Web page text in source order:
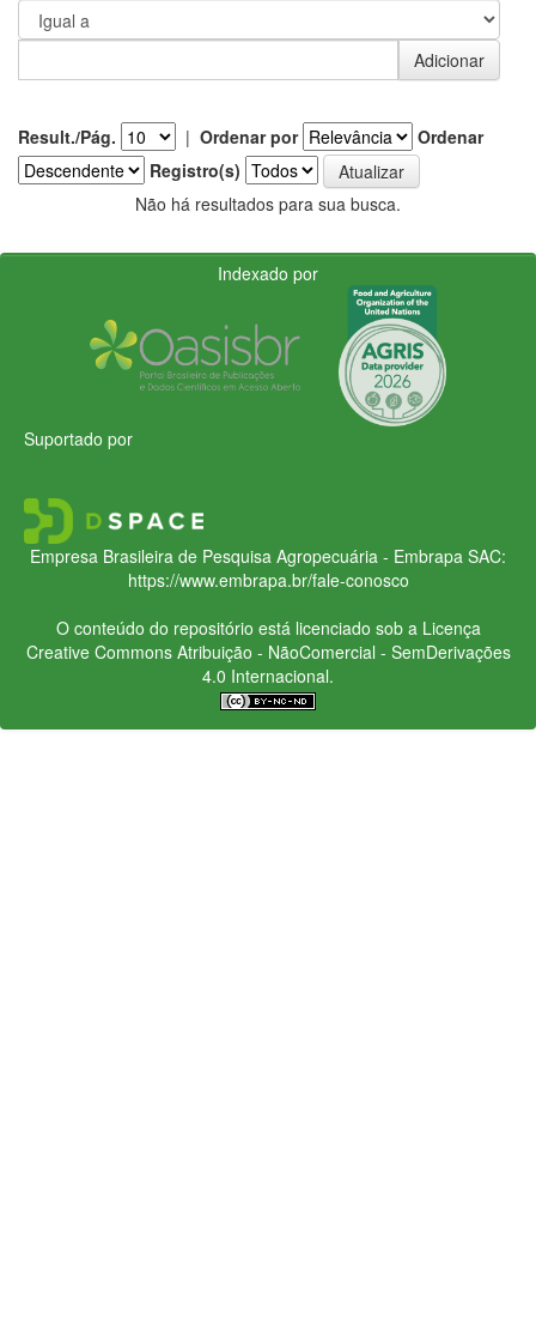
Result./Pág. | Ordenar por
Ordenar
Registro(s)
Não há resultados para sua busca.
Indexado por
Suportado por
Empresa Brasileira de Pesquisa Agropecuária - Embrapa SAC:
https://www.embrapa.br/fale-conosco
O conteúdo do repositório está licenciado sob a Licença
Creative CommonsAtribuição - NãoComercial - SemDerivações
4.0 Internacional.